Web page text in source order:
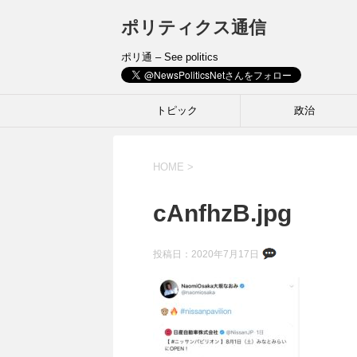
ポリティクス通信
ポリ通 – See politics
トピック 政治
HOME >
cAnfhzB.jpg
投稿日： 2020年7月17日